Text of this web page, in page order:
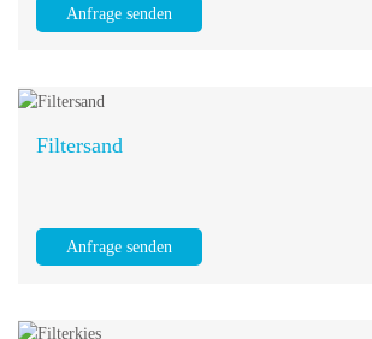
Anfrage senden
Filtersand
Anfrage senden